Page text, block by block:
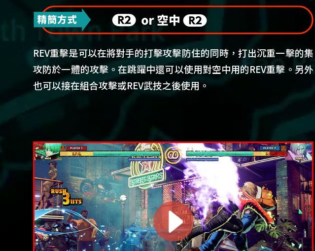
REV重擊是可以在將對手的打擊攻擊防住的同時，打出沉重一擊的集
攻防於一體的攻擊。在跳躍中還可以使用對空中用的REV重擊。另外
也可以接在組合攻擊或REV武技之後使用。